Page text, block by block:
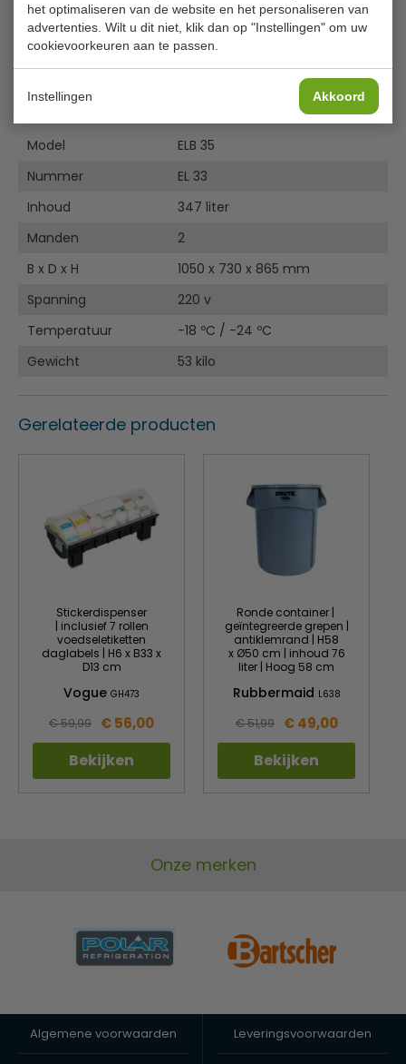
het optimaliseren van de website en het personaliseren van
advertenties. Wilt u dit niet, klik dan op "Instellingen" om uw
cookievoorkeuren aan te passen.
Instellingen Akkoord
Bijlages
Brochure
Specificaties
Model
ELB 35
Nummer
EL 33
Inhoud
347 liter
Manden
2
B x D x H
1050 x 730 x 865 mm
Spanning
220 v
Temperatuur
-18 ºC / -24 ºC
Gewicht
53 kilo
Gerelateerde producten
Stickerdispenser
| inclusief 7 rollen
voedseletiketten
daglabels | H6 x B33 x
D13 cm
Vogue GH473
€ 59,99 € 56,00
Bekijken
Ronde container |
geïntegreerde grepen |
antiklemrand | H58
x Ø50 cm | inhoud 76
liter | Hoog 58 cm
Rubbermaid L638
€ 51,99 € 49,00
Bekijken
Onze merken
Algemene voorwaarden Leveringsvoorwaarden